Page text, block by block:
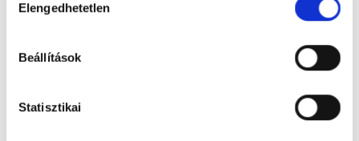
kiválasztása
Elengedhetetlen
Beállítások
Statisztikai